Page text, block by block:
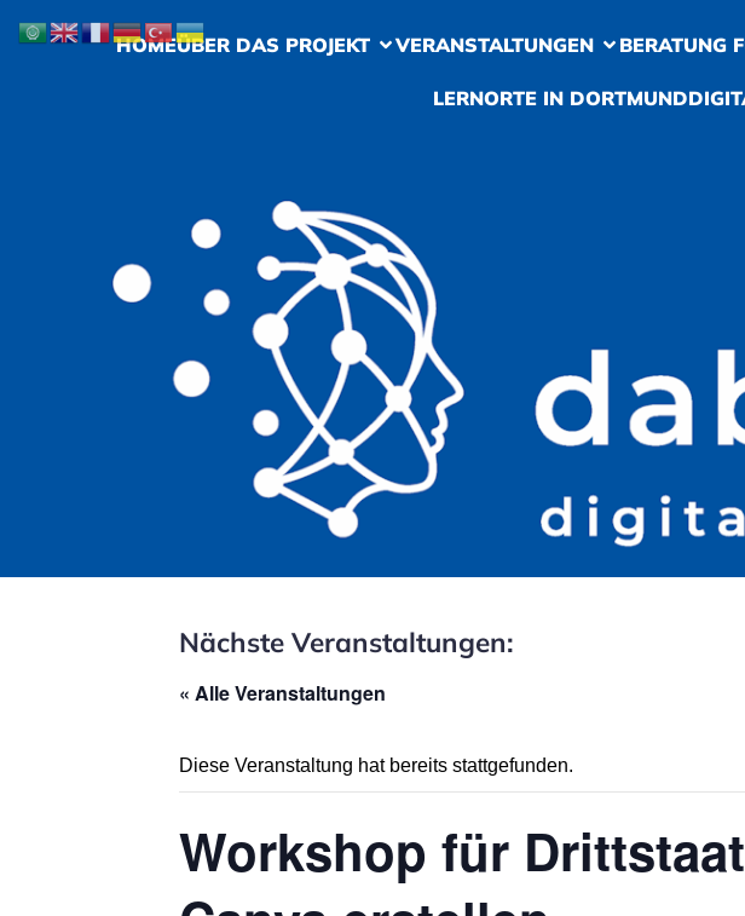
HOMEÜBER DAS PROJEKT VERANSTALTUNGEN BERATUNG
LERNORTE IN DORTMUND
Nächste Veranstaltungen:
« Alle Veranstaltungen
Diese Veranstaltung hat bereits stattgefunden.
Workshop für